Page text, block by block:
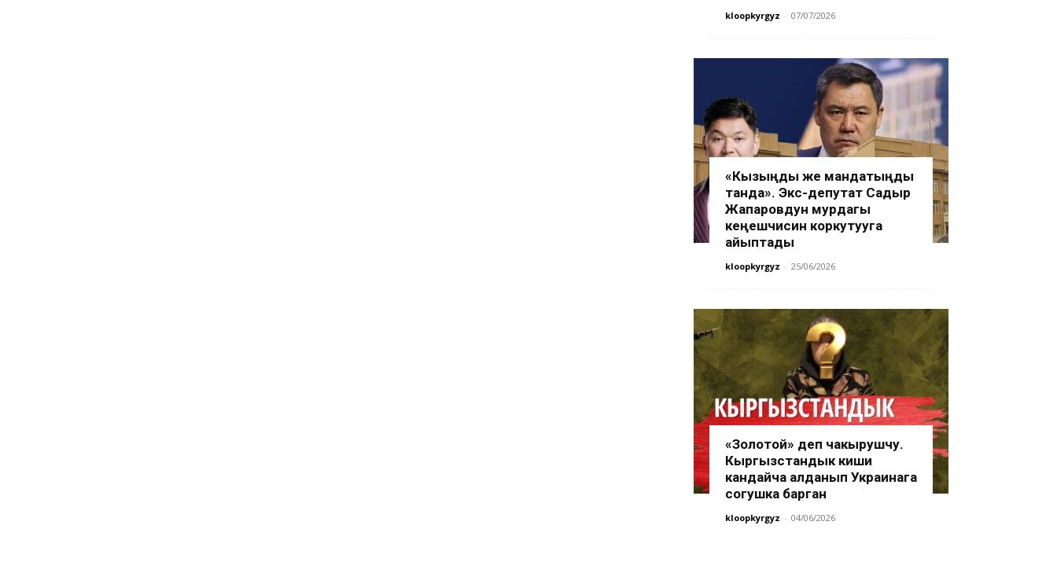
kloopkyrgyz - 07/07/2026
«Кызыңды же мандатыңды
танда». Экс-депутат Садыр
Жапаровдун мурдагы
кеңешчисин коркутууга
айыптады
kloopkyrgyz - 25/06/2026
«Золотой» деп чакырушчу.
Кыргызстандык киши
кандайча алданып Украинага
согушка барган
kloopkyrgyz - 04/06/2026